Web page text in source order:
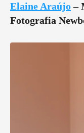
Elaine Araújo–
Fotografia